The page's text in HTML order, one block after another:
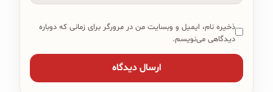
ذخیره نام، ایمیل و وبسایت من در مرورگر برای زمانی که دوباره
دیدگاهی می‌نویسم.